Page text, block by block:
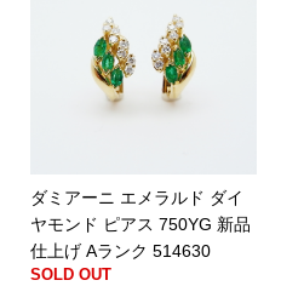
ダミアーニ エメラルド ダイ
ヤモンド ピアス 750YG 新品
仕上げ Aランク 514630
SOLD OUT